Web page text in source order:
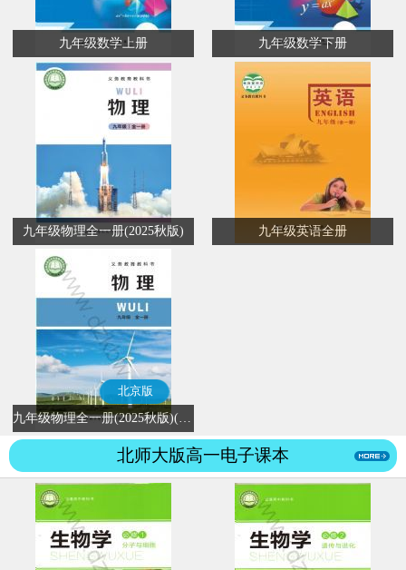
九年级数学上册 九年级数学下册
九年级物理全一册(2025秋版) 九年级英语全册
北京版
北师大版高一电子课本